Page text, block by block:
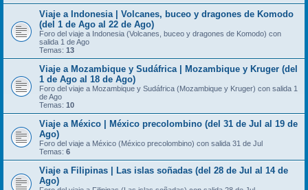
Viaje a Indonesia | Volcanes, buceo y dragones de Komodo
(del 1 de Ago al 22 de Ago)
Foro del viaje a Indonesia (Volcanes, buceo y dragones de Komodo) con
salida 1 de Ago
Temas: 13
Viaje a Mozambique y Sudáfrica | Mozambique y Kruger (del
1 de Ago al 18 de Ago)
Foro del viaje a Mozambique y Sudáfrica (Mozambique y Kruger) con salida 1
de Ago
Temas: 10
Viaje a México | México precolombino (del 31 de Jul al 19 de
Ago)
Foro del viaje a México (México precolombino) con salida 31 de Jul
Temas: 6
Viaje a Filipinas | Las islas soñadas (del 28 de Jul al 14 de
Ago)